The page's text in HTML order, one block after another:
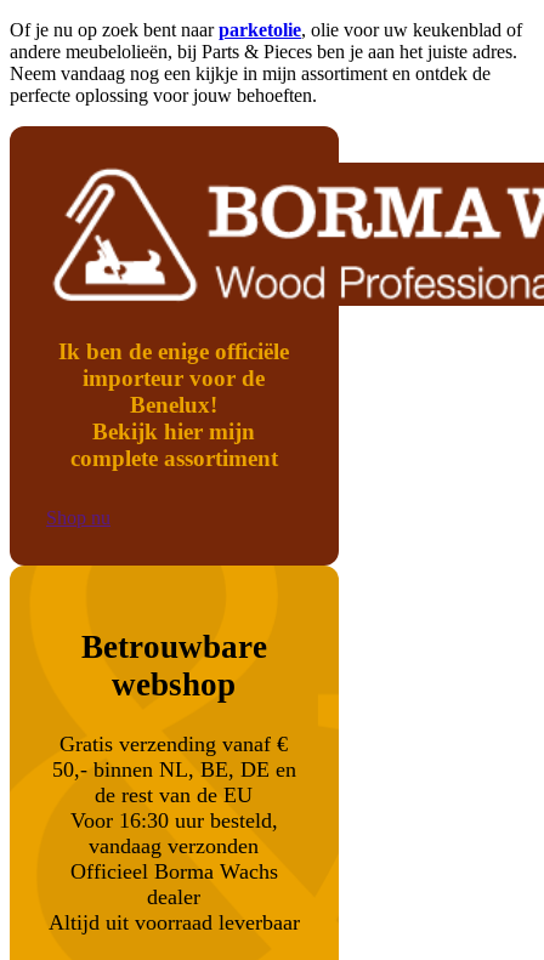
Of je nu op zoek bent naarparketolie, olie voor uw keukenblad of
andere meubelolieën, bij Parts & Pieces ben je aan het juiste adres.
Neem vandaag nog een kijkje in mijn assortiment en ontdek de
perfecte oplossing voor jouw behoeften.
Ik ben de enige officiële
importeur voor de
Benelux!
Bekijk hier mijn
complete assortiment
Shop nu
Betrouwbare
webshop
Gratis verzending vanaf €
50,- binnen NL, BE, DE en
de rest van de EU
Voor 16:30 uur besteld,
vandaag verzonden
Officieel Borma Wachs
dealer
Altijd uit voorraad leverbaar